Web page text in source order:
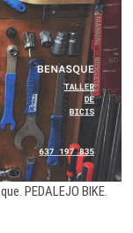
PEDALEJO BIKE.